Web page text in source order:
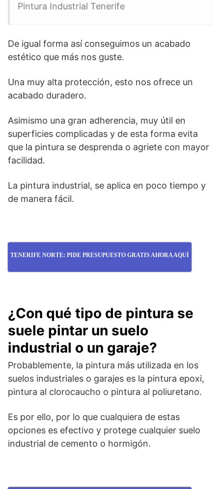
Pintura Industrial Tenerife
De igual forma así conseguimos un acabado
estético que más nos guste.
Una muy alta protección, esto nos ofrece un
acabado duradero.
Asimismo una gran adherencia, muy útil en
superficies complicadas y de esta forma evita
que la pintura se desprenda o agriete con mayor
facilidad.
La pintura industrial, se aplica en poco tiempo y
de manera fácil.
TENERIFE NORTE: PIDE PRESUPUESTO GRATIS AHORA AQUÍ
¿Con qué tipo de pintura se
suele pintar un suelo
industrial o un garaje?
Probablemente, la pintura más utilizada en los
suelos industriales o garajes es la pintura epoxi,
pintura al clorocaucho o pintura al poliuretano.
Es por ello, por lo que cualquiera de estas
opciones es efectivo y protege cualquier suelo
industrial de cemento o hormigón.